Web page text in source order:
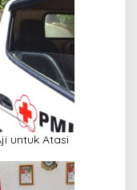
untuk Atasi